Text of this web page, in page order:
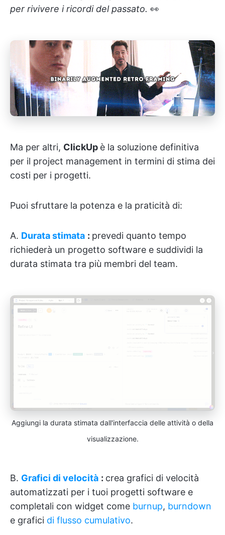
per rivivere i ricordi del passato. 👀
Ma per altri, ClickUp è la soluzione definitiva
per il project management in termini di stima dei
costi per i progetti.
Puoi sfruttare la potenza e la praticità di:
A. Durata stimata : prevedi quanto tempo
richiederà un progetto software e suddividi la
durata stimata tra più membri del team.
Aggiungi la durata stimata dall'interfaccia delle attività o della
visualizzazione.
B. Grafici di velocità : crea grafici di velocità
automatizzati per i tuoi progetti software e
completali con widget come burnup, burndown
e grafici di flusso cumulativo.